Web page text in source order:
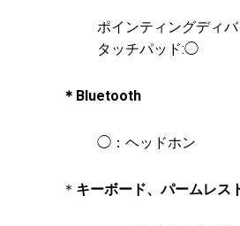
ポインティングディ
タッチパッド:◯
＊Bluetooth
◯：ヘッドホン
＊ キーボード、パームレス